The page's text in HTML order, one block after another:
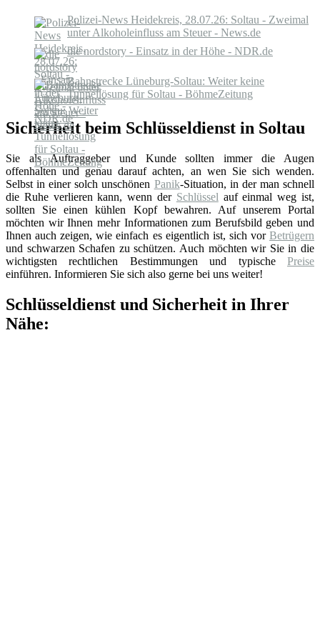
Polizei-News Heidekreis, 28.07.26: Soltau - Zweimal
unter Alkoholeinfluss am Steuer - News.de
die nordstory - Einsatz in der Höhe - NDR.de
Bahnstrecke Lüneburg-Soltau: Weiter keine
Tunnellösung für Soltau - BöhmeZeitung
Sicherheit beim Schlüsseldienst in Soltau
Sie als Auftraggeber und Kunde sollten immer die Augen
offenhalten und genau darauf achten, an wen Sie sich wenden.
Selbst in einer solch unschönen Panik-Situation, in der man schnell
die Ruhe verlieren kann, wenn der Schlüssel auf einmal weg ist,
sollten Sie einen kühlen Kopf bewahren. Auf unserem Portal
möchten wir Ihnen mehr Informationen zum Berufsbild geben und
Ihnen auch zeigen, wie einfach es eigentlich ist, sich vor Betrügern
und schwarzen Schafen zu schützen. Auch möchten wir Sie in die
wichtigsten rechtlichen Bestimmungen und typische Preise
einführen. Informieren Sie sich also gerne bei uns weiter!
Schlüsseldienst und Sicherheit in Ihrer
Nähe: